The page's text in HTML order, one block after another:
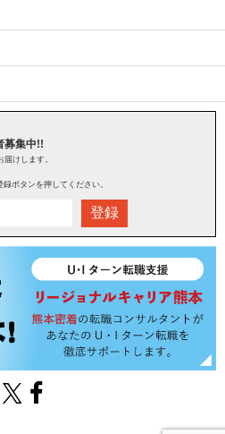
募集中!!
けします。
ボタンを押してください。
登録